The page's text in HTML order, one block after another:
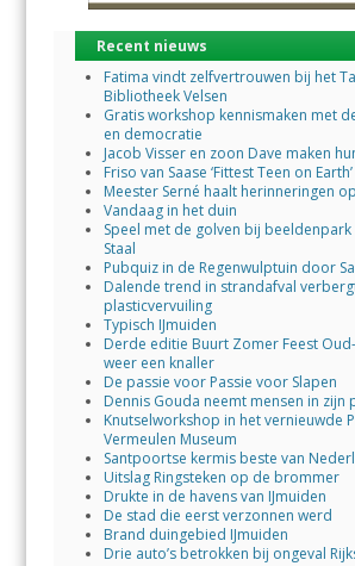
Recent nieuws
Fatima vindt zelfvertrouwen bij het
Bibliotheek Velsen
Gratis workshop kennismaken met
en democratie
Jacob Visser en zoon Dave maken
Friso van Saase ‘Fittest Teen on Earth’
Meester Serné haalt herinneringen op
Vandaag in het duin
Speel met de golven bij beeldenpark
Staal
Pubquiz in de Regenwulptuin door
Dalende trend in strandafval
plasticvervuiling
Typisch IJmuiden
Derde editie Buurt Zomer Feest
weer een knaller
De passie voor Passie voor Slapen
Dennis Gouda neemt mensen in zijn
Knutselworkshop in het vernieuwde
Vermeulen Museum
Santpoortse kermis beste van
Uitslag Ringsteken op de brommer
Drukte in de havens van IJmuiden
De stad die eerst verzonnen werd
Brand duingebied IJmuiden
Drie auto’s betrokken bij ongeval